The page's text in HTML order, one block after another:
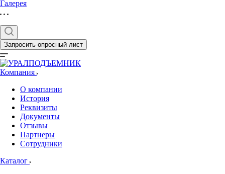
Галерея
Запросить опросный лист
Компания
О компании
История
Реквизиты
Документы
Отзывы
Партнеры
Сотрудники
Каталог